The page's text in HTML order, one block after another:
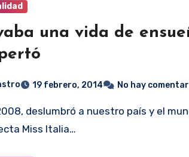
una vida de
19 febrero, 2014 No hay
Miss Italia…